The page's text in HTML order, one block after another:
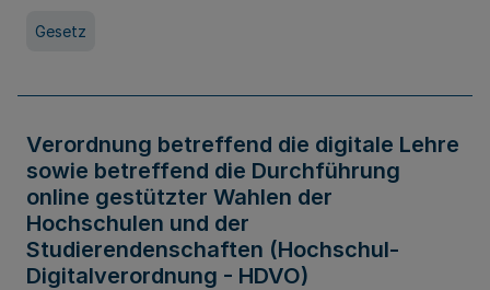
Gesetz
Verordnung betreffend die digitale Lehre
sowie betreffend die Durchführung
online gestützter Wahlen der
Hochschulen und der
Studierendenschaften (Hochschul-
Digitalverordnung - HDVO)